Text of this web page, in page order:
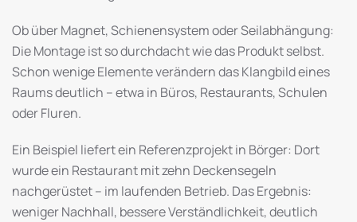
Ob über Magnet, Schienensystem oder Seilabhängung:
Die Montage ist so durchdacht wie das Produkt selbst.
Schon wenige Elemente verändern das Klangbild eines
Raums deutlich – etwa in Büros, Restaurants, Schulen
oder Fluren.
Ein Beispiel liefert ein Referenzprojekt in Börger: Dort
wurde ein Restaurant mit zehn Deckensegeln
nachgerüstet – im laufenden Betrieb. Das Ergebnis:
weniger Nachhall, bessere Verständlichkeit, deutlich